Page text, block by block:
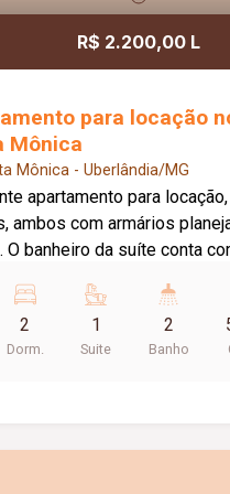
R$ 2.200,00 L
para locação
Mônica
Mônica - Uberlândia/MG
apartamento para
ambos com armários
O banheiro da suíte conta
e bem iluminada, sacada com
cozinha com armários
área de serviço com
para 2 carros. Um imóvel
funcional e pronto para
2
Dorm.
1
Suite
2
Banho